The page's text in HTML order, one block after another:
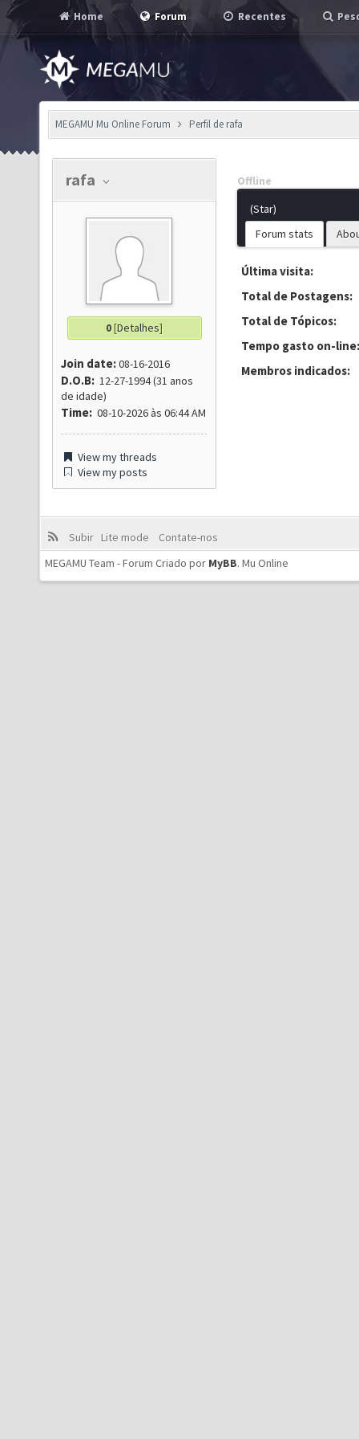
Home Forum Recentes
MEGAMU Mu Online Forum Perfil de rafa
rafa
0[Detalhes]
Join date:08-16-2016
D.O.B: 12-27-1994 (31 anos
de idade)
Time: 08-10-2026 às 06:44 AM
View my threads
View my posts
Offline
(Star)
Forum stats
Última visita:
Total de Postagens:
Total de Tópicos:
Tempo gasto on-line:
Membros indicados:
Subir Lite mode
Contate-nos
MEGAMU Team - Forum Criado por MyBB. Mu Online